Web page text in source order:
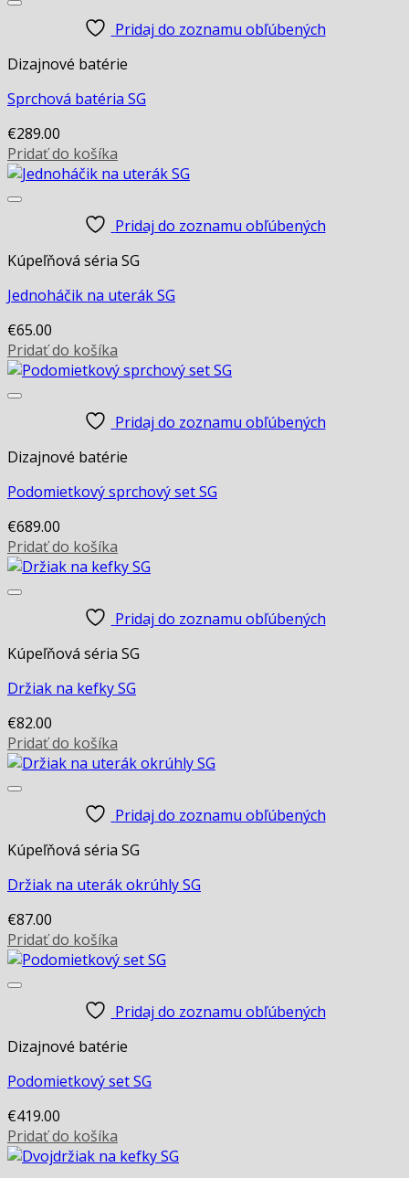
Pridaj do zoznamu obľúbených
Dizajnové batérie
Sprchová batéria SG
€289.00
Pridať do košíka
Pridaj do zoznamu obľúbených
Kúpeľňová séria SG
Jednoháčik na uterák SG
€65.00
Pridať do košíka
Pridaj do zoznamu obľúbených
Dizajnové batérie
Podomietkový sprchový set SG
€689.00
Pridať do košíka
Pridaj do zoznamu obľúbených
Kúpeľňová séria SG
Držiak na kefky SG
€82.00
Pridať do košíka
Pridaj do zoznamu obľúbených
Kúpeľňová séria SG
Držiak na uterák okrúhly SG
€87.00
Pridať do košíka
Pridaj do zoznamu obľúbených
Dizajnové batérie
Podomietkový set SG
€419.00
Pridať do košíka